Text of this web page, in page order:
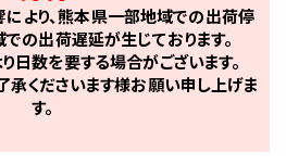
より、熊本県一部地域での出荷停
の出荷遅延が生じております。
日数を要する場合がございます。
承くださいます様お願い申し上げま
す。